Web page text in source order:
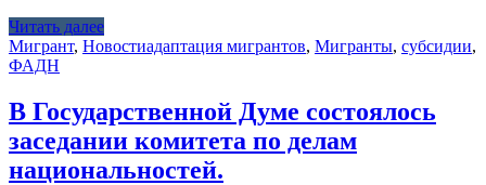
Читать далее
Мигрант, Новостиадаптация мигрантов, Мигранты, субсидии,
ФАДН
В Государственной Думе состоялось
заседании комитета по делам
национальностей.